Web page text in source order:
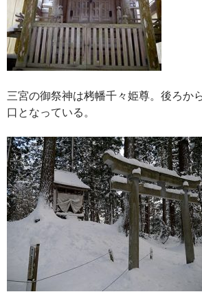
三宮の御祭神は栲幡千々姫尊。後ろか
口となっている。